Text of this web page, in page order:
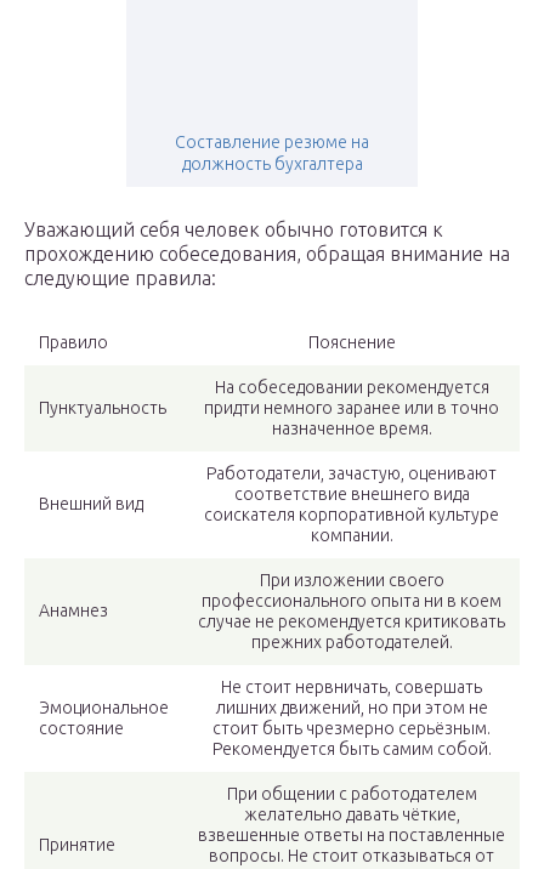
Составление резюме на
должность бухгалтера
Уважающий себя человек обычно готовится к
прохождению собеседования, обращая внимание на
следующие правила:
Правило Пояснение
Пунктуальность
На собеседовании рекомендуется
придти немного заранее или в точно
назначенное время.
Внешний вид
Работодатели, зачастую, оценивают
соответствие внешнего вида
соискателя корпоративной культуре
компании.
Анамнез
При изложении своего
профессионального опыта ни в коем
случае не рекомендуется критиковать
прежних работодателей.
Эмоциональное
состояние
Не стоит нервничать, совершать
лишних движений, но при этом не
стоит быть чрезмерно серьёзным.
Рекомендуется быть самим собой.
Принятие
При общении с работодателем
желательно давать чёткие,
взвешенные ответы на поставленные
вопросы. Не стоит отказываться от